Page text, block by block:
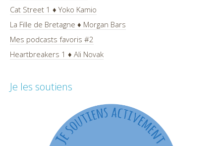
Cat Street 1 ♦ Yoko Kamio
La Fille de Bretagne ♦ Morgan Bars
Mes podcasts favoris #2
Heartbreakers 1 ♦ Ali Novak
Je les soutiens